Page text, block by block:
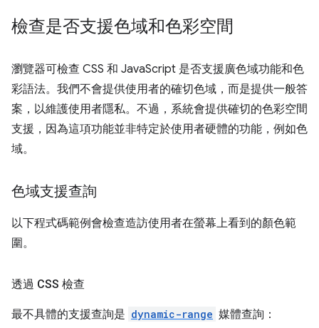
檢查是否支援色域和色彩空間
瀏覽器可檢查 CSS 和 JavaScript 是否支援廣色域功能和色
彩語法。我們不會提供使用者的確切色域，而是提供一般答
案，以維護使用者隱私。不過，系統會提供確切的色彩空間
支援，因為這項功能並非特定於使用者硬體的功能，例如色
域。
色域支援查詢
以下程式碼範例會檢查造訪使用者在螢幕上看到的顏色範
圍。
透過 CSS 檢查
最不具體的支援查詢是 dynamic-range 媒體查詢：